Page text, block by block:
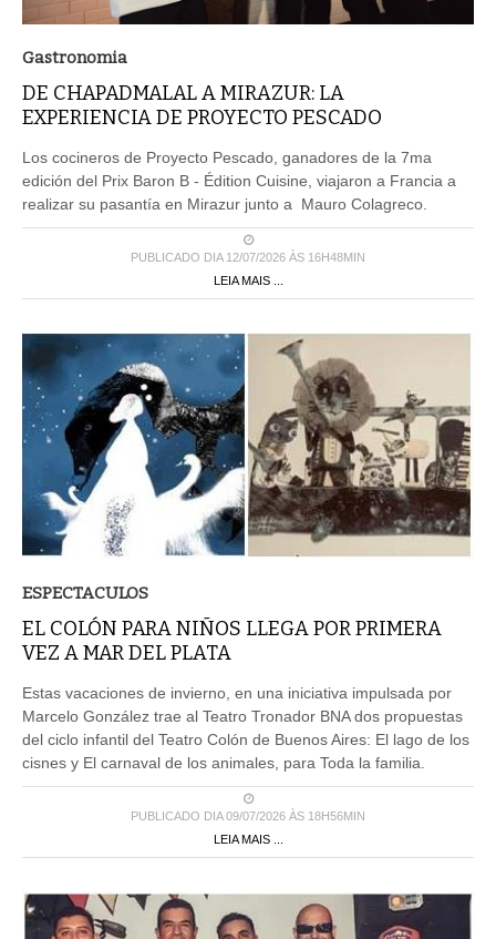
Gastronomia
DE CHAPADMALAL A MIRAZUR: LA
EXPERIENCIA DE PROYECTO PESCADO
Los cocineros de Proyecto Pescado, ganadores de la 7ma
edición del Prix Baron B - Édition Cuisine, viajaron a Francia a
realizar su pasantía en Mirazur junto a Mauro Colagreco.
PUBLICADO DIA 12/07/2026 ÀS 16H48MIN
LEIA MAIS ...
ESPECTACULOS
EL COLÓN PARA NIÑOS LLEGA POR PRIMERA
VEZ A MAR DEL PLATA
Estas vacaciones de invierno, en una iniciativa impulsada por
Marcelo González trae al Teatro Tronador BNA dos propuestas
del ciclo infantil del Teatro Colón de Buenos Aires: El lago de los
cisnes y El carnaval de los animales, para Toda la familia.
PUBLICADO DIA 09/07/2026 ÀS 18H56MIN
LEIA MAIS ...